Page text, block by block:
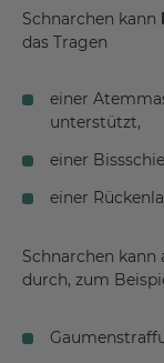
Schnarchen kann
das Tragen
einer
unterstützt,
einer
einer
Schnarchen kann
durch, zum